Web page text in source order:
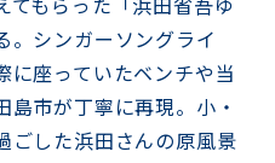
てもらった「浜田省吾ゆ
。シンガーソングライ
に座っていたベンチや当
島市が丁寧に再現。小・
ごした浜田さんの原風景